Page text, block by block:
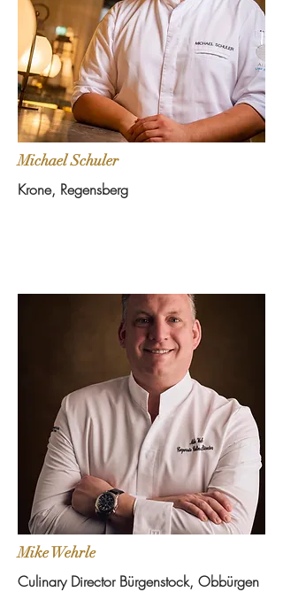
Michael Schuler
Krone, Regensberg
Mike Wehrle
Culinary Director Bürgenstock, Obbürgen